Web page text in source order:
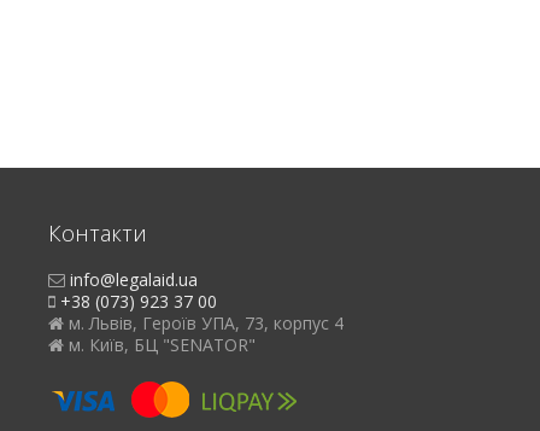
Контакти
info@legalaid.ua
+38 (073) 923 37 00
м. Львів, Героїв УПА, 73, корпус 4
м. Київ, БЦ "SENATOR"